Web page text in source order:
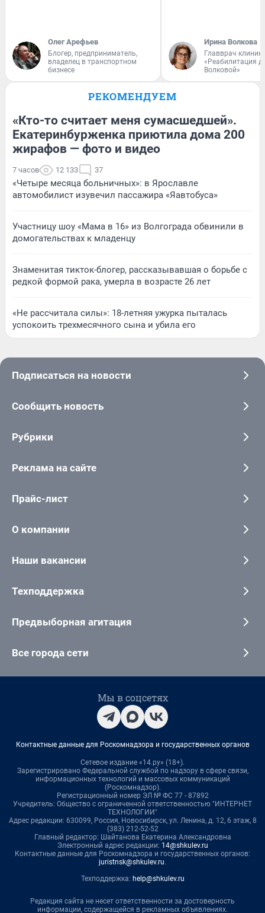
Олег Арефьев
Блогер, предприниматель,
владелец в транспортном
бизнесе
Ирина Волкова
Главврач
«Реабилитация
Волковой»
РЕКОМЕНДУЕМ
«Кто-то считает меня сумасшедшей».
Екатеринбурженка приютила дома 200
жирафов — фото и видео
7 часов 12 133 37
«Четыре месяца больничных»: в Ярославле
автомобилист изувечил пассажира «Яавтобуса»
Участницу шоу «Мама в 16» из Волгограда обвинили в
домогательствах к младенцу
Знаменитая тикток-блогер, рассказывавшая о борьбе с
редкой формой рака, умерла в возрасте 26 лет
«Не рассчитала силы»: 18-летняя ужурка пыталась
успокоить трехмесячного сына и убила его
Подписаться на новости
Сообщить новость
Рубрики
Реклама на сайте
Прайс-лист
О компании
Наши вакансии
Техподдержка
Предвыборная агитация
Все города сети
Мы в соцсетях
Контактные данные для Роскомнадзора и государственных органов
Сетевое издание «14.ру» (18+).
Зарегистрировано Федеральной службой по надзору в сфере связи,
информационных технологий и массовых коммуникаций
(Роскомнадзор).
Регистрационный номер ЭЛ № ФС 77 - 87892
Учредитель: Общество с ограниченной ответственностью "ИНТЕРНЕТ
ТЕХНОЛОГИИ"
Адрес редакции: 630099, Россия, Новосибирск, ул. Ленина, д. 12, 6 этаж, 8
(383) 212-52-52
Главный редактор: Шайтанова Екатерина Александровна
Электронный адрес редакции: 14@shkulev.ru
Контактные данные для Роскомнадзора и государственных органов:
juristnsk@shkulev.ru.
Техподдержка: help@shkulev.ru
Редакция сайта не несет ответственности за достоверность
информации, содержащейся в рекламных объявлениях.